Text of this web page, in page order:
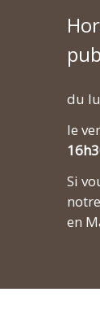
du
le
Si
en